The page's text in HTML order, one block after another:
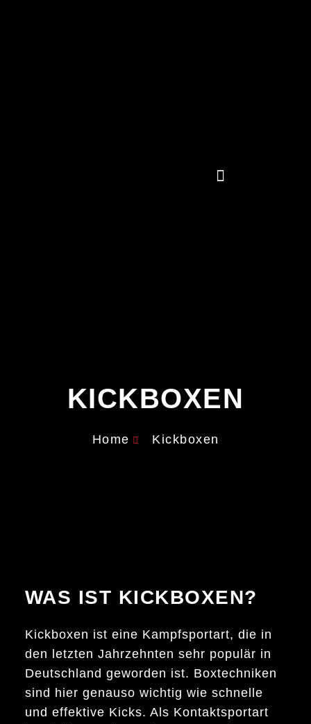
KICKBOXEN
Home Kickboxen
WAS IST KICKBOXEN?
Kickboxen ist eine Kampfsportart, die in
den letzten Jahrzehnten sehr populär in
Deutschland geworden ist. Boxtechniken
sind hier genauso wichtig wie schnelle
und effektive Kicks. Als Kontaktsportart